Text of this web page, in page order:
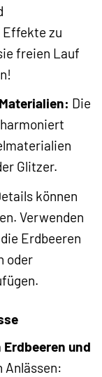
zu
freien Lauf
Die
harmoniert
Glitzer.
können
Verwenden
Erdbeeren
oder
und
Anlässen: